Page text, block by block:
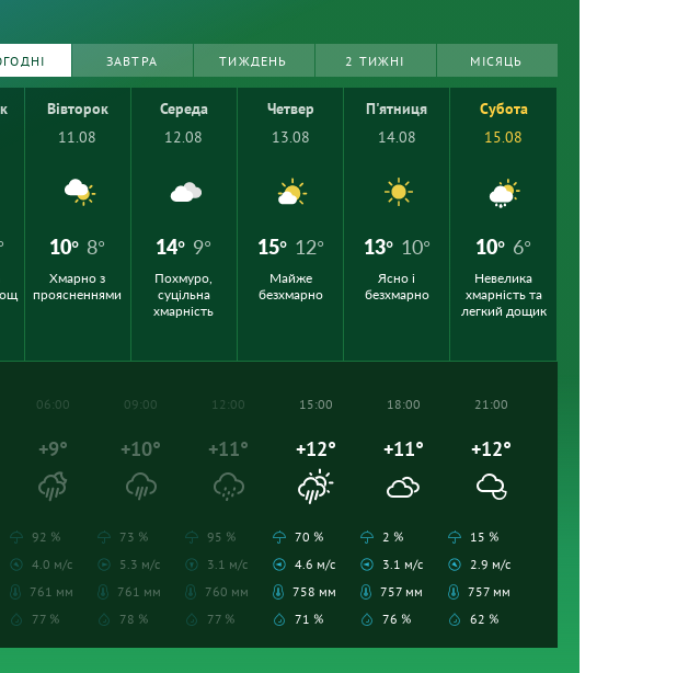
ЗАВТРА ТИЖДЕНЬ 2 ТИЖНІ МІСЯЦЬ
Вівторок
11.08
10° 8°
Хмарно з
проясненнями
Середа
12.08
14° 9°
Похмуро,
суцільна
хмарність
Четвер
13.08
15° 12°
Майже
безхмарно
П'ятниця
14.08
13° 10°
Ясно і
безхмарно
Субота
15.08
10° 6°
Невелика
хмарність та
легкий дощик
06:00
+9°
92 %
4.0 м/с
761 мм
77 %
09:00
+10°
73 %
5.3 м/с
761 мм
78 %
12:00
+11°
95 %
3.1 м/с
760 мм
77 %
15:00
+12°
70 %
4.6 м/с
758 мм
71 %
18:00
+11°
2 %
3.1 м/с
757 мм
76 %
21:00
+12°
15 %
2.9 м/с
757 мм
62 %